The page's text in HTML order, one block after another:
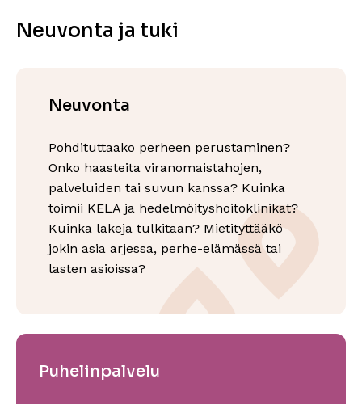
Neuvonta ja tuki
Neuvonta
Pohdituttaako perheen perustaminen?
Onko haasteita viranomaistahojen,
palveluiden tai suvun kanssa? Kuinka
toimii KELA ja hedelmöityshoitoklinikat?
Kuinka lakeja tulkitaan? Mietityttääkö
jokin asia arjessa, perhe-elämässä tai
lasten asioissa?
Puhelinpalvelu